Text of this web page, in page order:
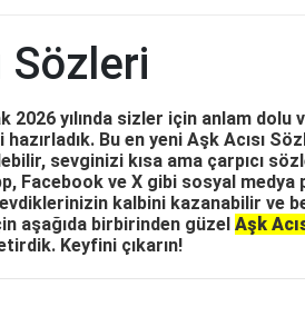
Sözleri
2026 yılında sizler için anlam dolu
Bu en yeni Aşk Acısı
sevginizi kısa ama çarpıcı
Facebook ve X gibi sosyal medya
kalbini kazanabilir ve
aşağıda birbirinden güzel Aşk
Keyfini çıkarın!